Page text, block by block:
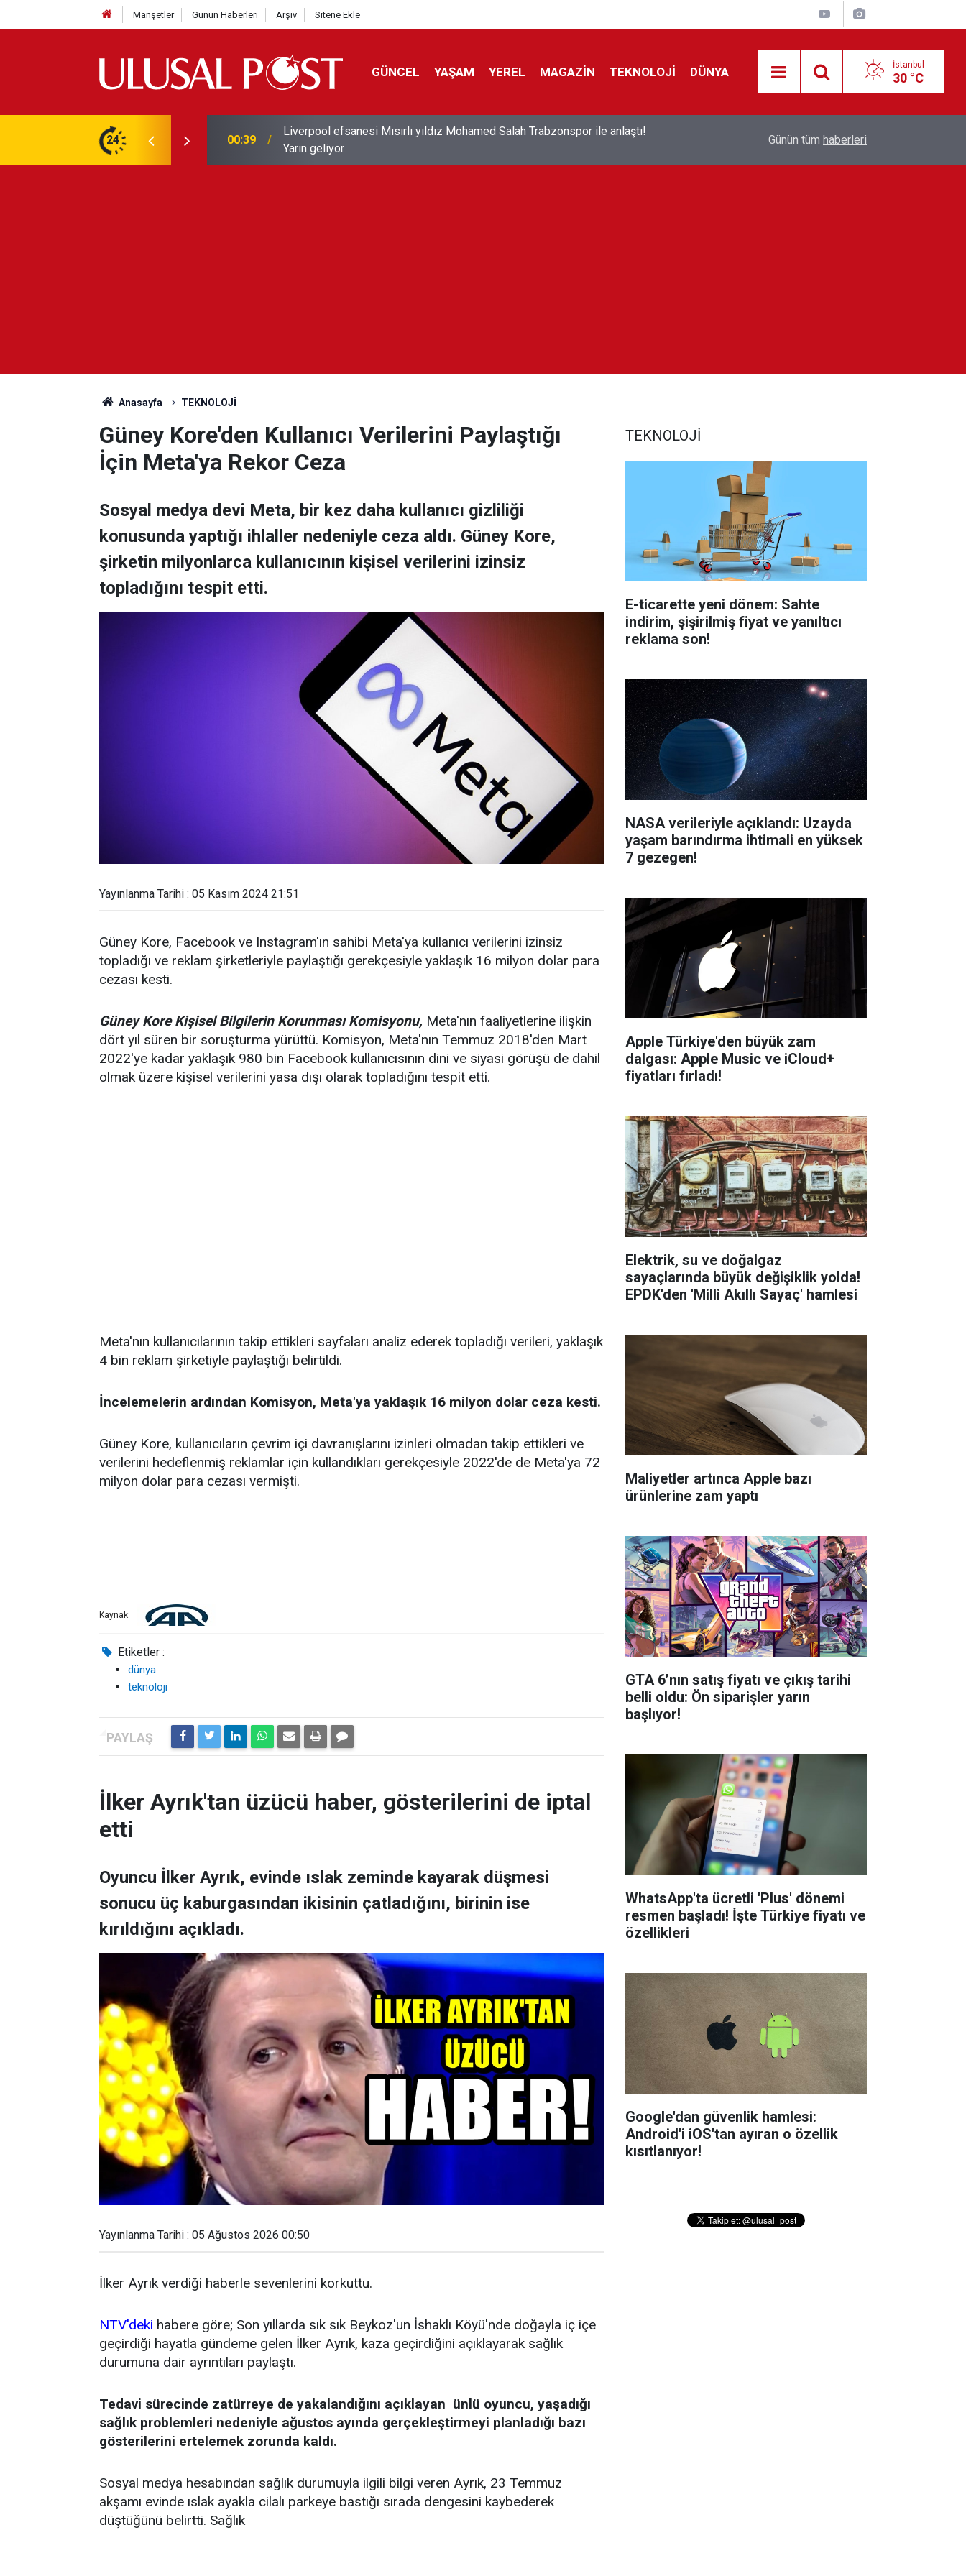
Manşetler Günün Haberleri Arşiv Sitene Ekle
GÜNCEL YAŞAM YEREL MAGAZİN TEKNOLOJİ DÜNYA İstanbul
30 °C
24 00:39
Liverpool efsanesi Mısırlı yıldız Mohamed Salah Trabzonspor ile anlaştı!
Yarın geliyor
Feridun Düzağaç sahnelere ara verdi: ''En az
Günün tüm haberleri
Anasayfa TEKNOLOJİ
Güney Kore'den Kullanıcı Verilerini Paylaştığı
İçin Meta'ya Rekor Ceza
Sosyal medya devi Meta, bir kez daha kullanıcı gizliliği
konusunda yaptığı ihlaller nedeniyle ceza aldı. Güney Kore,
şirketin milyonlarca kullanıcının kişisel verilerini izinsiz
topladığını tespit etti.
Yayınlanma Tarihi : 05 Kasım 2024 21:51
Güney Kore, Facebook ve Instagram'ın sahibi Meta'ya kullanıcı verilerini izinsiz
topladığı ve reklam şirketleriyle paylaştığı gerekçesiyle yaklaşık 16 milyon dolar para
cezası kesti.
Güney Kore Kişisel Bilgilerin Korunması Komisyonu, Meta'nın faaliyetlerine ilişkin
dört yıl süren bir soruşturma yürüttü. Komisyon, Meta'nın Temmuz 2018'den Mart
2022'ye kadar yaklaşık 980 bin Facebook kullanıcısının dini ve siyasi görüşü de dahil
olmak üzere kişisel verilerini yasa dışı olarak topladığını tespit etti.
Meta'nın kullanıcılarının takip ettikleri sayfaları analiz ederek topladığı verileri, yaklaşık
4 bin reklam şirketiyle paylaştığı belirtildi.
İncelemelerin ardından Komisyon, Meta'ya yaklaşık 16 milyon dolar ceza kesti.
Güney Kore, kullanıcıların çevrim içi davranışlarını izinleri olmadan takip ettikleri ve
verilerini hedeflenmiş reklamlar için kullandıkları gerekçesiyle 2022'de de Meta'ya 72
milyon dolar para cezası vermişti.
Kaynak:
Etiketler :
dünya
teknoloji
İlker Ayrık'tan üzücü haber, gösterilerini de iptal
etti
Oyuncu İlker Ayrık, evinde ıslak zeminde kayarak düşmesi
sonucu üç kaburgasından ikisinin çatladığını, birinin ise
kırıldığını açıkladı.
Yayınlanma Tarihi : 05 Ağustos 2026 00:50
İlker Ayrık verdiği haberle sevenlerini korkuttu.
NTV'deki habere göre; Son yıllarda sık sık Beykoz'un İshaklı Köyü'nde doğayla iç içe
geçirdiği hayatla gündeme gelen İlker Ayrık, kaza geçirdiğini açıklayarak sağlık
durumuna dair ayrıntıları paylaştı.
Tedavi sürecinde zatürreye de yakalandığını açıklayan ünlü oyuncu, yaşadığı
sağlık problemleri nedeniyle ağustos ayında gerçekleştirmeyi planladığı bazı
gösterilerini ertelemek zorunda kaldı.
Sosyal medya hesabından sağlık durumuyla ilgili bilgi veren Ayrık, 23 Temmuz
akşamı evinde ıslak ayakla cilalı parkeye bastığı sırada dengesini kaybederek
düştüğünü belirtti. Sağlık
TEKNOLOJİ
E-ticarette yeni dönem: Sahte
indirim, şişirilmiş fiyat ve yanıltıcı
reklama son!
NASA verileriyle açıklandı: Uzayda
yaşam barındırma ihtimali en yüksek
7 gezegen!
Apple Türkiye'den büyük zam
dalgası: Apple Music ve iCloud+
fiyatları fırladı!
Elektrik, su ve doğalgaz
sayaçlarında büyük değişiklik yolda!
EPDK'den 'Milli Akıllı Sayaç' hamlesi
Maliyetler artınca Apple bazı
ürünlerine zam yaptı
GTA 6’nın satış fiyatı ve çıkış tarihi
belli oldu: Ön siparişler yarın
başlıyor!
WhatsApp'ta ücretli 'Plus' dönemi
resmen başladı! İşte Türkiye fiyatı ve
özellikleri
Google'dan güvenlik hamlesi:
Android'i iOS'tan ayıran o özellik
kısıtlanıyor!